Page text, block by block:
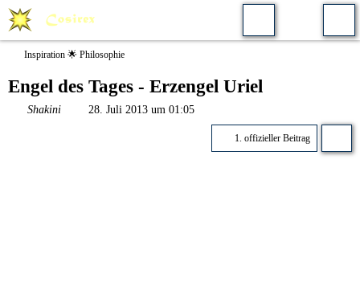
Inspiration 🌟 Philosophie
Engel des Tages - Erzengel Uriel
Shakini 28. Juli 2013 um 01:05
1. offizieller Beitrag